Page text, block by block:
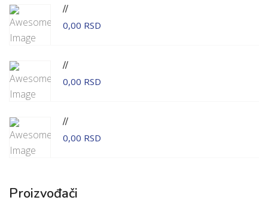
//
0,00 RSD
//
0,00 RSD
//
0,00 RSD
Proizvođači